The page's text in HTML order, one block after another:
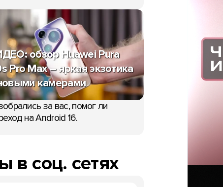
обзор Huawei Pura
Pro Max – яркая экзотика
камерами
за вас, помог ли
на Android 16.
в соц. сетях